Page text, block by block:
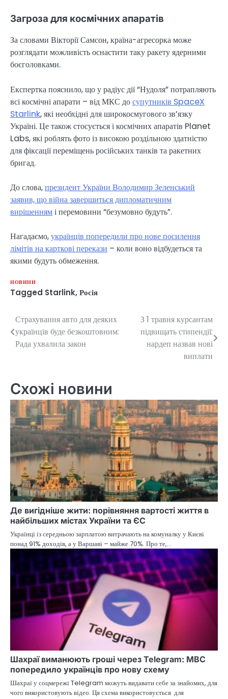
Загроза для космічних апаратів
За словами Вікторії Самсон, країна-агресорка може
розглядати можливість оснастити таку ракету ядерними
боєголовками.
Експертка пояснило, що у радіус дії “Нудоля” потрапляють
всі космічні апарати – від МКС досупутників SpaceX
Starlink, які необхідні для широкосмугового зв’язку
Україні. Це також стосується і космічних апаратів Planet
Labs, які роблять фото із високою роздільною здатністю
для фіксації переміщень російських танків та ракетних
бригад.
До слова,президент України Володимир Зеленський
заявив, що війна завершиться дипломатичним
вирішеннямі перемовини “безумовно будуть”.
Нагадаємо,українців попередили про нове посилення
лімітів на карткові перекази – коли воно відбудеться та
якими будуть обмеження.
НОВИНИ
Tagged Starlink, Росія
Навігація
записів
Страхування авто для деяких
українців буде безкоштовним:
Рада ухвалила закон
З 1 травня курсантам
підвищать стипендії:
нардеп назвав нові
виплати
Схожі новини
Де вигідніше жити: порівняння вартості життя в
найбільших містах України та ЄС
Українці із середньою зарплатою витрачають на комуналку у Києві
понад 91% доходів, а у Варшаві – майже 70%. Про те,…
Шахраї виманюють гроші через Telegram: МВС
попередило українців про нову схему
Шахраї у соцмережі Telegram можуть видавати себе за знайомих, для
чого використовують відео. Ця схема використовується для